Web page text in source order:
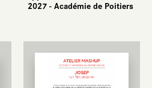
2027 - Académie de Poitiers